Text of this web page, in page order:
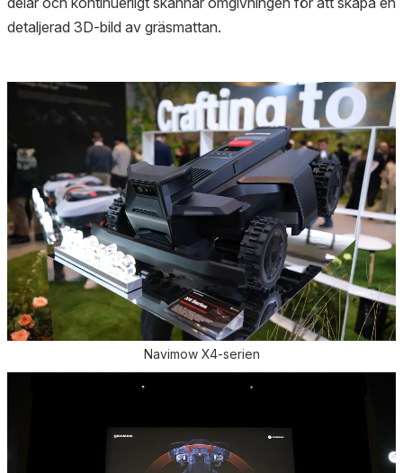
detaljerad 3D-bild av gräsmattan.
Navimow X4-serien